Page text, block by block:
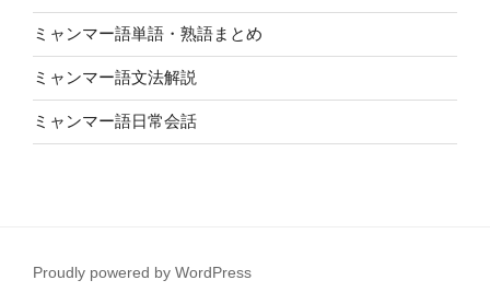
ミャンマー語単語・熟語まとめ
ミャンマー語文法解説
ミャンマー語日常会話
Proudly powered by WordPress